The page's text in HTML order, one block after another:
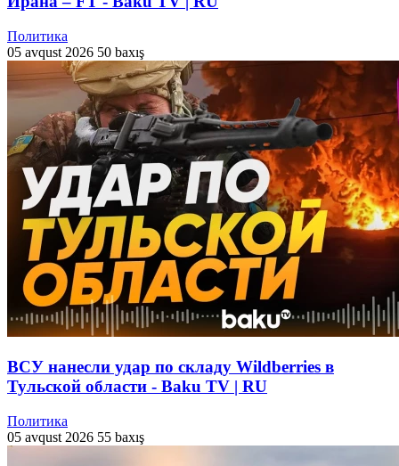
Политика
05 avqust 2026 50 baxış
ВСУ нанесли удар по складу Wildberries в
Тульской области - Baku TV | RU
Политика
05 avqust 2026 55 baxış